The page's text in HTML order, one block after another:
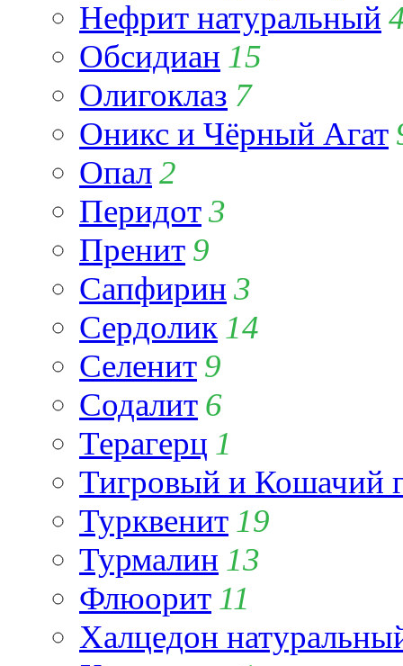
Нефрит натуральный
Обсидиан 15
Олигоклаз 7
Оникс и Чёрный Агат
Опал2
Перидот3
Пренит 9
Сапфирин 3
Сердолик 14
Селенит 9
Содалит 6
Терагерц 1
Тигровый и Кошачий
Турквенит 19
Турмалин 13
Флюорит 11
Халцедон